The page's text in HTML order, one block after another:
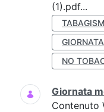
(1).pdf...
NO
Giornata
Contenuto